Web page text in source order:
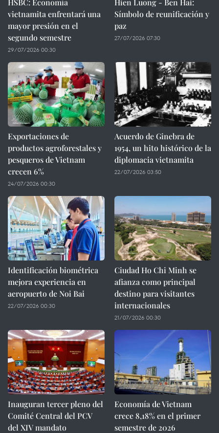
HSBC: Economía
vietnamita enfrentará una
mayor presión en el
segundo semestre
29/07/2026 00:30
Hien Luong - Ben Hai:
Símbolo de reunificación y
paz
27/07/2026 07:30
Exportaciones de
productos agroforestales y
pesqueros de Vietnam
crecen 6%
24/07/2026 00:30
Acuerdo de Ginebra de
1954, un hito histórico de la
diplomacia vietnamita
22/07/2026 03:50
Identificación biométrica
mejora experiencia en
aeropuerto de Noi Bai
22/07/2026 00:30
Ciudad Ho Chi Minh se
afianza como principal
destino para visitantes
internacionales
21/07/2026 00:30
Inauguran tercer pleno del
Comité Central del PCV
del XIV mandato
Economía de Vietnam
crece 8,18% en el primer
semestre de 2026